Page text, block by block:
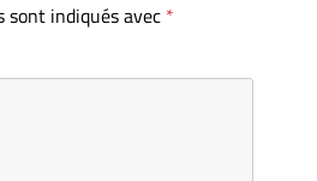
sont indiqués avec *